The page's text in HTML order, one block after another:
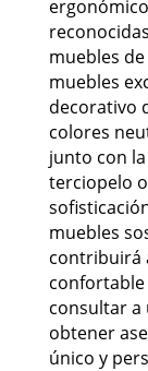
muebles
muebles
decorativo
colores
junto con
terciopelo
muebles
contribuirá
confortable
consultar
obtener
único y